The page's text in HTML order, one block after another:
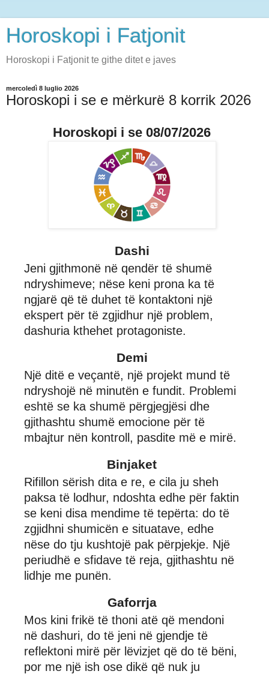
Horoskopi i Fatjonit
Horoskopi i Fatjonit te githe ditet e javes
mercoledì 8 luglio 2026
Horoskopi i se e mërkurë 8 korrik 2026
Horoskopi i se 08/07/2026
Dashi
Jeni gjithmonë në qendër të shumë
ndryshimeve; nëse keni prona ka të
ngjarë që të duhet të kontaktoni një
ekspert për të zgjidhur një problem,
dashuria kthehet protagoniste.
Demi
Një ditë e veçantë, një projekt mund të
ndryshojë në minutën e fundit. Problemi
eshtë se ka shumë përgjegjësi dhe
gjithashtu shumë emocione për të
mbajtur nën kontroll, pasdite më e mirë.
Binjaket
Rifillon sërish dita e re, e cila ju sheh
paksa të lodhur, ndoshta edhe për faktin
se keni disa mendime të tepërta: do të
zgjidhni shumicën e situatave, edhe
nëse do tju kushtojë pak përpjekje. Një
periudhë e sfidave të reja, gjithashtu në
lidhje me punën.
Gaforrja
Mos kini frikë të thoni atë që mendoni
në dashuri, do të jeni në gjendje të
reflektoni mirë për lëvizjet që do të bëni,
por me një ish ose dikë që nuk ju